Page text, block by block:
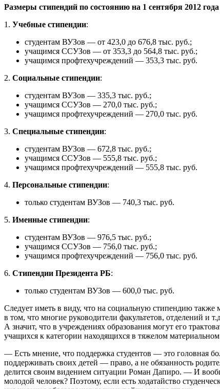
Размеры стипендий по состоянию на 1 сентября 2012 года
1. Учебные стипендии:
студентам ВУЗов — от 423,0 до 676,8 тыс. руб.;
учащимся ССУЗов — от 353,3 до 564,8 тыс. руб.;
учащимся профтехучреждений — 353,3 тыс. руб.
2. Социальные стипендии:
студентам ВУЗов — 335,3 тыс. руб.;
учащимся ССУЗов — 270,0 тыс. руб.;
учащимся профтехучреждений — 270,0 тыс. руб.
3. Специальные стипендии:
студентам ВУЗов — 672,8 тыс. руб.;
учащимся ССУЗов — 555,8 тыс. руб.;
учащимся профтехучреждений — 555,8 тыс. руб.
4. Персональные стипендии:
только студентам ВУЗов — 740,3 тыс. руб.
5. Именные стипендии:
студентам ВУЗов — 976,5 тыс. руб.;
учащимся ССУЗов — 756,0 тыс. руб.;
учащимся профтехучреждений — 756,0 тыс. руб.
6. Стипендии Президента РБ:
только студентам ВУЗов — 600,0 тыс. руб.
Следует иметь в виду, что на социальную стипендию также
в том, что многие руководители факультетов, отделений и
А значит, что в учреждениях образования могут его
учащихся к категории находящихся в тяжелом
— Есть мнение, что поддержка студентов — это головная
поддерживать своих детей — право, а не обязанность
делится своим видением ситуации Роман Дапиро. — И
молодой человек? Поэтому, если есть ходатайство